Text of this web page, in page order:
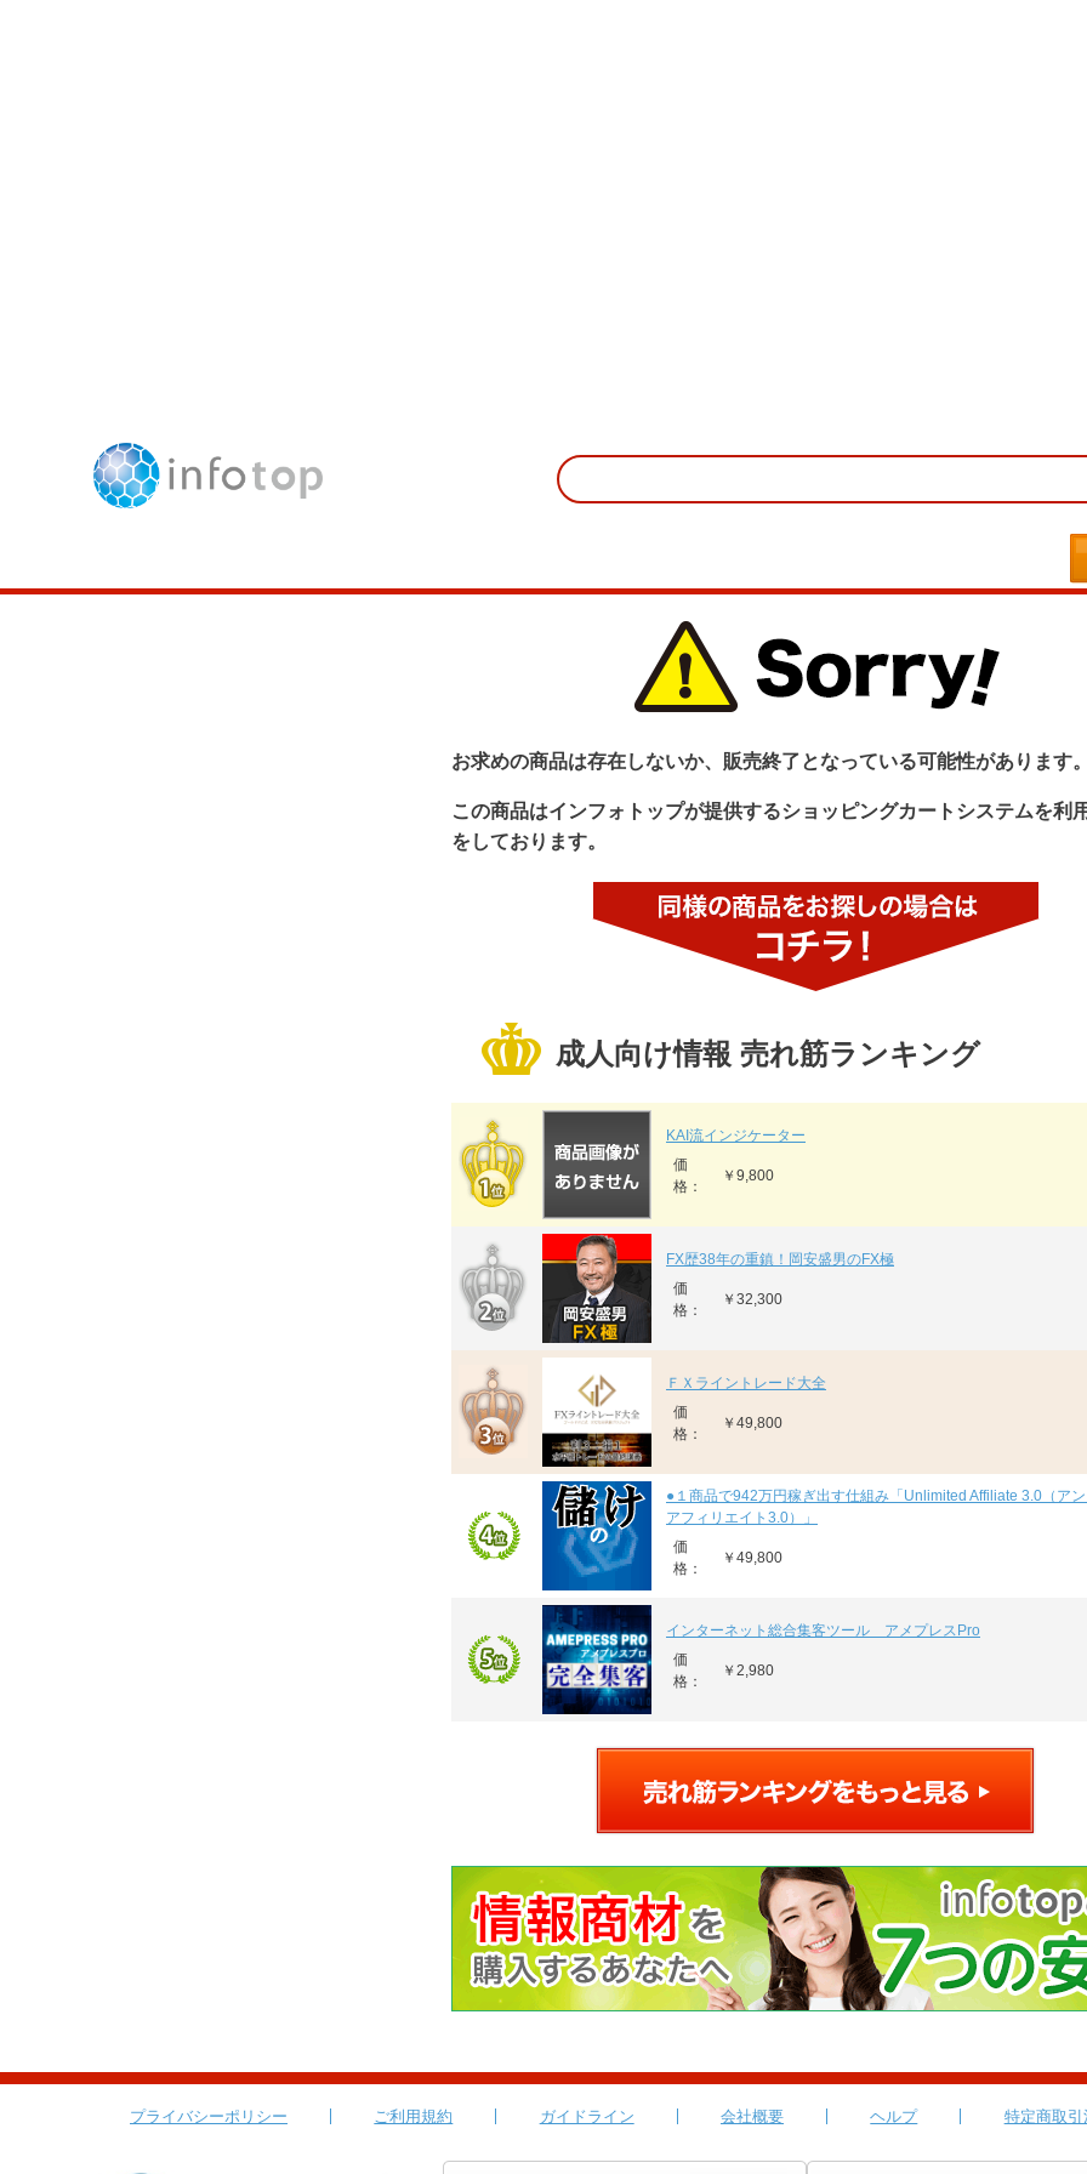
お求めの商品は存在しないか、販売終了となっている可能性があります。
この商品はインフォトップが提供するショッピングカートシステムを利
をしております。
成人向け情報 売れ筋ランキング
KAI流インジケーター
価
格：
￥9,800
FX歴38年の重鎮！岡安盛男のFX極
価
格：
￥32,300
ＦＸライントレード大全
価
格：
￥49,800
●１商品で942万円稼ぎ出す仕組み「Unlimited Affiliate 3.0（ア
アフィリエイト3.0）」
価
格：
￥49,800
インターネット総合集客ツール アメプレスPro
価
格：
￥2,980
プライバシーポリシー ご利用規約 ガイドライン 会社概要 ヘルプ 特定商取